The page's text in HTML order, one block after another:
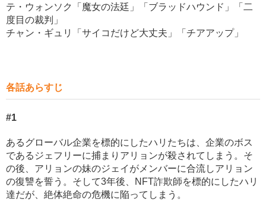
テ・ウォンソク「魔女の法廷」「ブラッドハウンド」「二
度目の裁判」
チャン・ギュリ「サイコだけど大丈夫」「チアアップ」
各話あらすじ
#1
あるグローバル企業を標的にしたハリたちは、企業のボス
であるジェフリーに捕まりアリョンが殺されてしまう。そ
の後、アリョンの妹のジェイがメンバーに合流しアリョン
の復讐を誓う。そして3年後、NFT詐欺師を標的にしたハリ
達だが、絶体絶命の危機に陥ってしまう。